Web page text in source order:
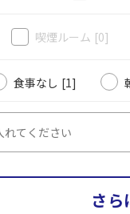
喫煙ルーム [0]
食事なし [1]
さら